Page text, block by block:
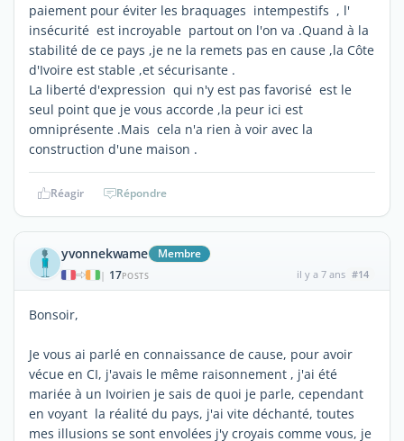
paiement pour éviter les braquages intempestifs , l'
insécurité est incroyable partout on l'on va .Quand à la
stabilité de ce pays ,je ne la remets pas en cause ,la Côte
d'Ivoire est stable ,et sécurisante .
La liberté d'expression qui n'y est pas favorisé est le
seul point que je vous accorde ,la peur ici est
omniprésente .Mais cela n'a rien à voir avec la
construction d'une maison .
Réagir Répondre
yvonnekwame Membre
| 17POSTS il y a 7 ans #14
Bonsoir,
Je vous ai parlé en connaissance de cause, pour avoir
vécue en CI, j'avais le même raisonnement , j'ai été
mariée à un Ivoirien je sais de quoi je parle, cependant
en voyant la réalité du pays, j'ai vite déchanté, toutes
mes illusions se sont envolées j'y croyais comme vous, je